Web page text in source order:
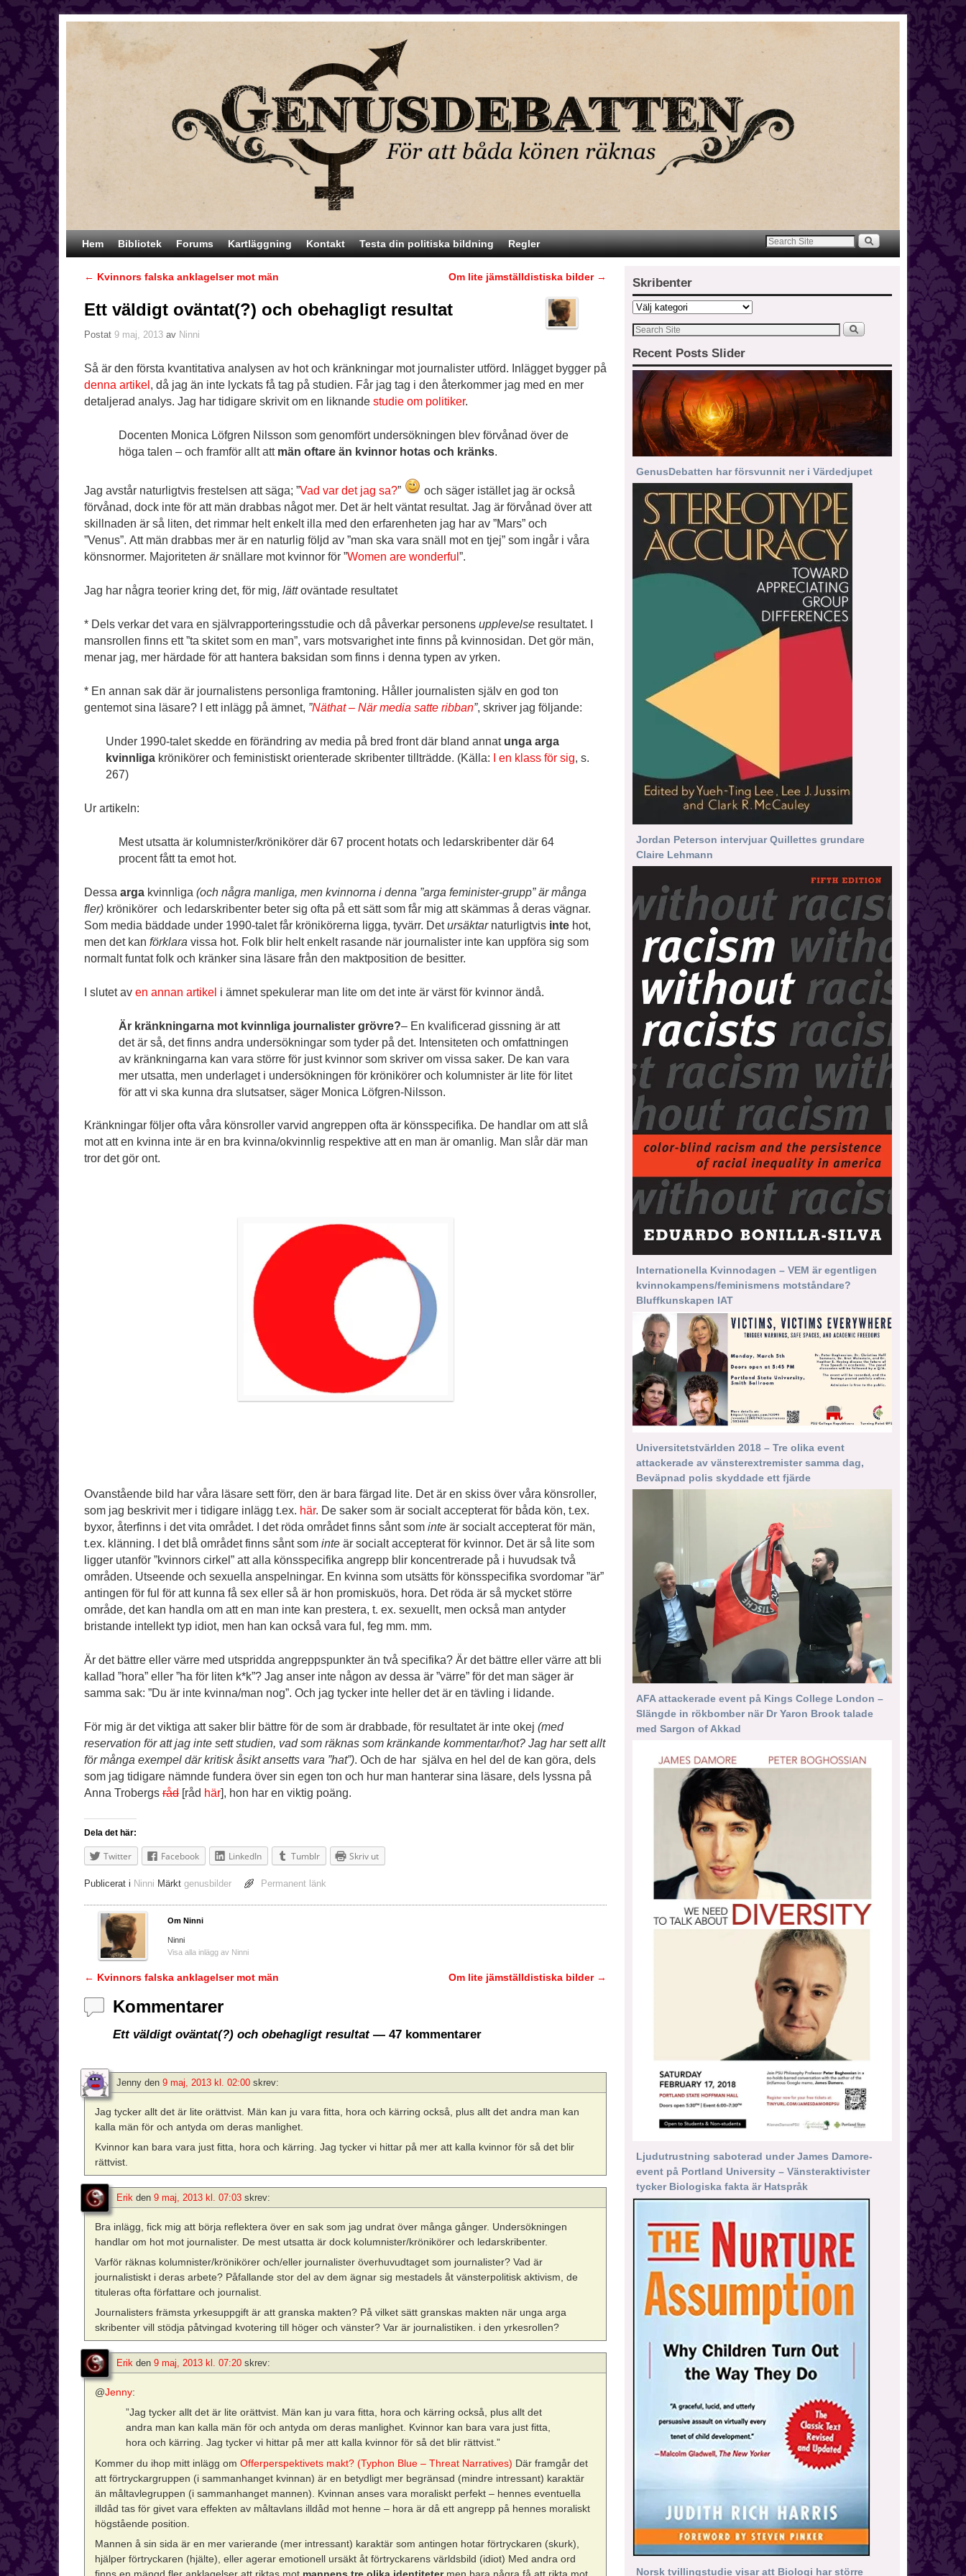
Hoppa till huvudinnehåll
Hoppa till sekundärt innehåll
Hem Bibliotek Forums Kartläggning Kontakt Testa din politiska bildning Regler
Inläggsnavigering
← Kvinnors falska anklagelser mot män Om lite jämställdistiska bilder →
Ett väldigt oväntat(?) och obehagligt resultat
Postat 9 maj, 2013 av Ninni
Så är den första kvantitativa analysen av hot och kränkningar mot journalister utförd. Inlägget bygger på
denna artikel , då jag än inte lyckats få tag på studien. Får jag tag i den återkommer jag med en mer
detaljerad analys. Jag har tidigare skrivit om en liknande studie om politiker.
Docenten Monica Löfgren Nilsson som genomfört undersökningen blev förvånad över de
höga talen – och framför allt att män oftare än kvinnor hotas och kränks.
Jag avstår naturligtvis frestelsen att säga; ”Vad var det jag sa?”
och säger istället jag är också
förvånad, dock inte för att män drabbas något mer. Det är helt väntat resultat. Jag är förvånad över att
skillnaden är så liten, det rimmar helt enkelt illa med den erfarenheten jag har av ”Mars” och
”Venus”. Att män drabbas mer är en naturlig följd av ”man ska vara snäll mot en tjej” som ingår i våra
könsnormer. Majoriteten ärsnällare mot kvinnor för ”Women are wonderful ”.
Jag har några teorier kring det, för mig, lättoväntade resultatet
* Dels verkar det vara en självrapporteringsstudie och då påverkar personens upplevelse resultatet. I
mansrollen finns ett ”ta skitet som en man”, vars motsvarighet inte finns på kvinnosidan. Det gör män,
menar jag, mer härdade för att hantera baksidan som finns i denna typen av yrken.
* En annan sak där är journalistens personliga framtoning. Håller journalisten själv en god ton
gentemot sina läsare? I ett inlägg på ämnet, ”Näthat – När media satte ribban”, skriver jag följande:
Under 1990-talet skedde en förändring av media på bred front där bland annat unga arga
kvinnliga krönikörer och feministiskt orienterade skribenter tillträdde. (Källa: I en klass för sig, s.
267)
Ur artikeln:
Mest utsatta är kolumnister/krönikörer där 67 procent hotats och ledarskribenter där 64
procent fått ta emot hot.
Dessa arga kvinnliga (och några manliga, men kvinnorna i denna ”arga feminister-grupp” är många
fler) krönikörer och ledarskribenter beter sig ofta på ett sätt som får mig att skämmas å deras vägnar.
Som media bäddade under 1990-talet får krönikörerna ligga, tyvärr. Detursäktarnaturligtvis inte hot,
men det kan förklara vissa hot. Folk blir helt enkelt rasande när journalister inte kan uppföra sig som
normalt funtat folk och kränker sina läsare från den maktposition de besitter.
I slutet av en annan artikel i ämnet spekulerar man lite om det inte är värst för kvinnor ändå.
Är kränkningarna mot kvinnliga journalister grövre?– En kvalificerad gissning är att
det är så, det finns andra undersökningar som tyder på det. Intensiteten och omfattningen
av kränkningarna kan vara större för just kvinnor som skriver om vissa saker. De kan vara
mer utsatta, men underlaget i undersökningen för krönikörer och kolumnister är lite för litet
för att vi ska kunna dra slutsatser, säger Monica Löfgren-Nilsson.
Kränkningar följer ofta våra könsroller varvid angreppen ofta är könsspecifika. De handlar om att slå
mot att en kvinna inte är en bra kvinna/okvinnlig respektive att en man är omanlig. Man slår där man
tror det gör ont.
Ovanstående bild har våra läsare sett förr, den är bara färgad lite. Det är en skiss över våra könsroller,
som jag beskrivit mer i tidigare inlägg t.ex. här. De saker som är socialt accepterat för båda kön, t.ex.
byxor, återfinns i det vita området. I det röda området finns sånt som inte är socialt accepterat för män,
t.ex. klänning. I det blå området finns sånt som inte är socialt accepterat för kvinnor. Det är så lite som
ligger utanför ”kvinnors cirkel” att alla könsspecifika angrepp blir koncentrerade på i huvudsak två
områden. Utseende och sexuella anspelningar. En kvinna som utsätts för könsspecifika svordomar ”är”
antingen för ful för att kunna få sex eller så är hon promiskuös, hora. Det röda är så mycket större
område, det kan handla om att en man inte kan prestera, t. ex. sexuellt, men också man antyder
bristande intellekt typ idiot, men han kan också vara ful, feg mm. mm.
Är det bättre eller värre med utspridda angreppspunkter än två specifika? Är det bättre eller värre att bli
kallad ”hora” eller ”ha för liten k*k”? Jag anser inte någon av dessa är ”värre” för det man säger är
samma sak: ”Du är inte kvinna/man nog”. Och jag tycker inte heller det är en tävling i lidande.
För mig är det viktiga att saker blir bättre för de som är drabbade, för resultatet är inte okej (med
reservation för att jag inte sett studien, vad som räknas som kränkande kommentar/hot? Jag har sett allt
för många exempel där kritisk åsikt ansetts vara ”hat”). Och de har själva en hel del de kan göra, dels
som jag tidigare nämnde fundera över sin egen ton och hur man hanterar sina läsare, dels lyssna på
Anna Trobergs råd [råd här], hon har en viktig poäng.
Dela det här:
Twitter Facebook LinkedIn Tumblr Skriv ut
Publicerat i Ninni Märkt genusbilder Permanent länk
Om Ninni
Ninni
Visa alla inlägg av Ninni
Inläggsnavigering
← Kvinnors falska anklagelser mot män Om lite jämställdistiska bilder →
Kommentarer
Ett väldigt oväntat(?) och obehagligt resultat— 47 kommentarer
Jenny den 9 maj, 2013 kl. 02:00 skrev:
Jag tycker allt det är lite orättvist. Män kan ju vara fitta, hora och kärring också, plus allt det andra man kan
kalla män för och antyda om deras manlighet.
Kvinnor kan bara vara just fitta, hora och kärring. Jag tycker vi hittar på mer att kalla kvinnor för så det blir
rättvist.
Erik den 9 maj, 2013 kl. 07:03 skrev:
Bra inlägg, fick mig att börja reflektera över en sak som jag undrat över många gånger. Undersökningen
handlar om hot mot journalister. De mest utsatta är dock kolumnister/krönikörer och ledarskribenter.
Varför räknas kolumnister/krönikörer och/eller journalister överhuvudtaget som journalister? Vad är
journalistiskt i deras arbete? Påfallande stor del av dem ägnar sig mestadels åt vänsterpolitisk aktivism, de
tituleras ofta författare och journalist.
Journalisters främsta yrkesuppgift är att granska makten? På vilket sätt granskas makten när unga arga
skribenter vill stödja påtvingad kvotering till höger och vänster? Var är journalistiken. i den yrkesrollen?
Erik den 9 maj, 2013 kl. 07:20 skrev:
@Jenny:
”Jag tycker allt det är lite orättvist. Män kan ju vara fitta, hora och kärring också, plus allt det
andra man kan kalla män för och antyda om deras manlighet. Kvinnor kan bara vara just fitta,
hora och kärring. Jag tycker vi hittar på mer att kalla kvinnor för så det blir rättvist.”
Kommer du ihop mitt inlägg omOfferperspektivets makt? (Typhon Blue – Threat Narratives) Där framgår det
att förtryckargruppen (i sammanhanget kvinnan) är en betydligt mer begränsad (mindre intressant) karaktär
än måltavlegruppen (i sammanhanget mannen). Kvinnan anses vara moraliskt perfekt – hennes eventuella
illdåd tas för givet vara effekten av måltavlans illdåd mot henne – hora är då ett angrepp på hennes moraliskt
högstående position.
Mannen å sin sida är en mer varierande (mer intressant) karaktär som antingen hotar förtryckaren (skurk),
hjälper förtryckaren (hjälte), eller agerar emotionell ursäkt åt förtryckarens världsbild (idiot) Med andra ord
Skribenter
Recent Posts Slider
GenusDebatten har försvunnit ner i Värdedjupet
Jordan Peterson intervjuar Quillettes grundare
Claire Lehmann
Internationella Kvinnodagen – VEM är egentligen
kvinnokampens/feminismens motståndare?
Bluffkunskapen IAT
Universitetstvärlden 2018 – Tre olika event
attackerade av vänsterextremister samma dag,
Beväpnad polis skyddade ett fjärde
AFA attackerade event på Kings College London –
Slängde in rökbomber när Dr Yaron Brook talade
med Sargon of Akkad
Ljudutrustning saboterad under James Damore-
event på Portland University – Vänsteraktivister
tycker Biologiska fakta är Hatspråk
Norsk tvillingstudie visar att Biologi har större